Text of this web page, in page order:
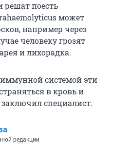
решат поесть
может
например через
человеку грозят
и лихорадка.
системой эти
в кровь и
заключил специалист.
редакции